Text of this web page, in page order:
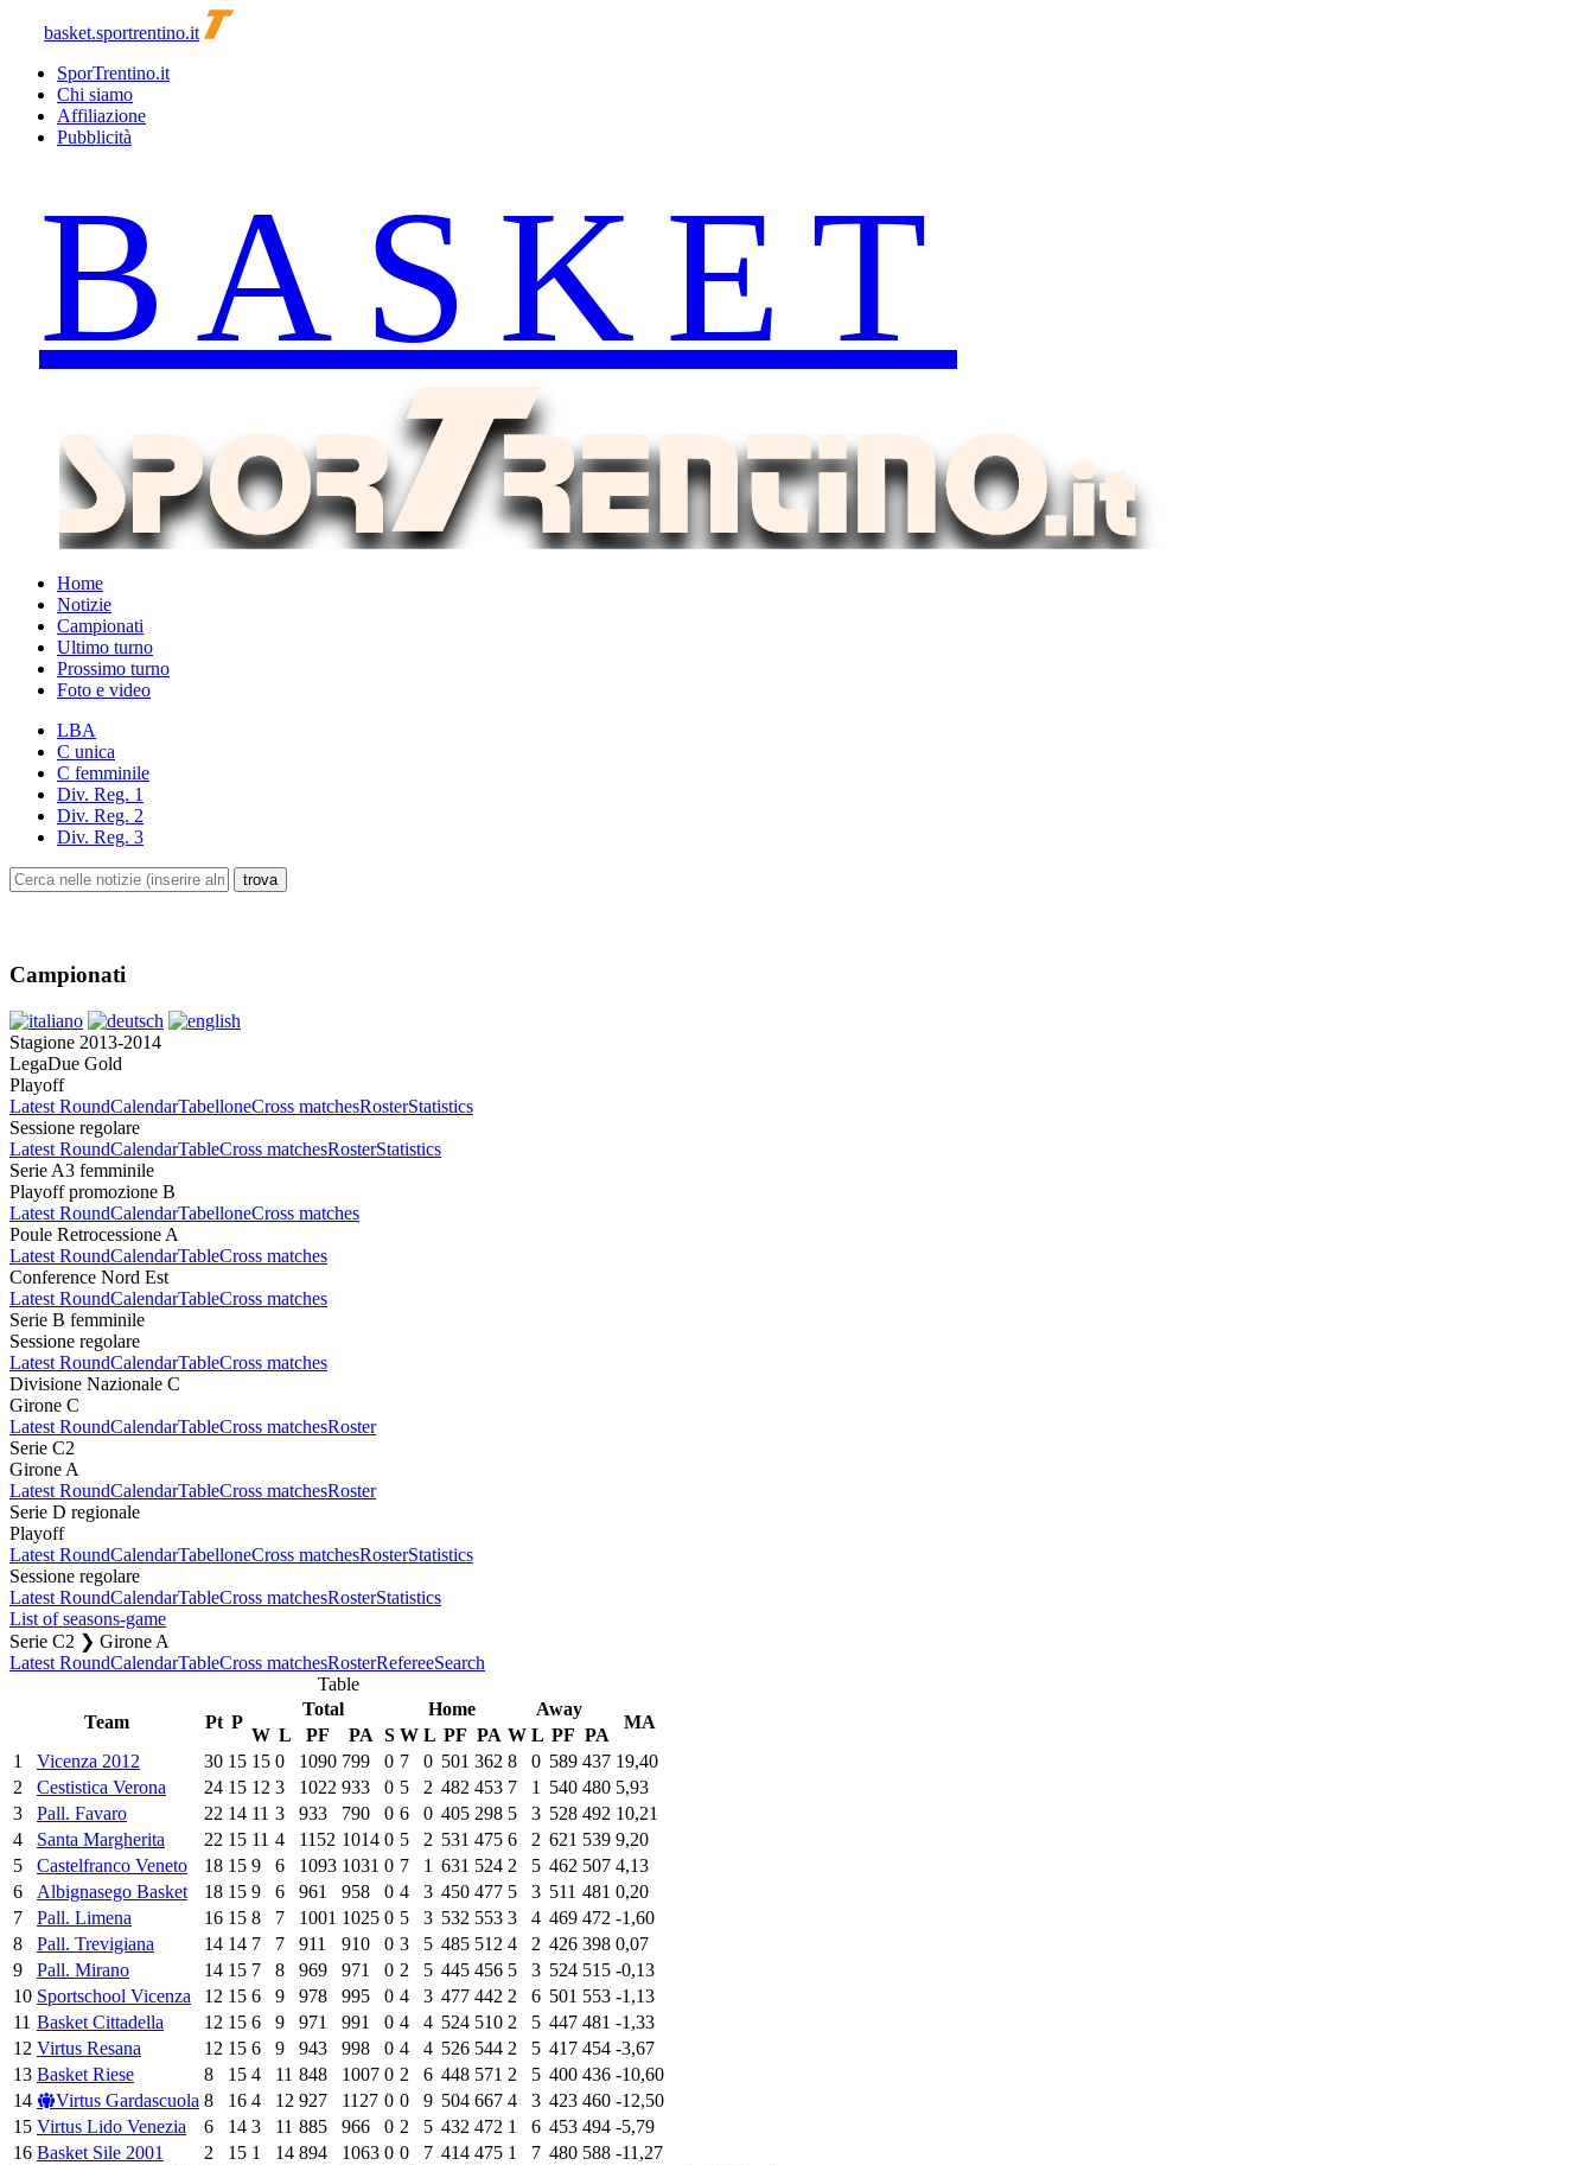
basket.sportrentino.it
SporTrentino.it
Chi siamo
Affiliazione
Pubblicità
Home
Notizie
Campionati
Ultimo turno
Prossimo turno
Foto e video
LBA
C unica
C femminile
Div. Reg. 1
Div. Reg. 2
Div. Reg. 3
Campionati
Stagione 2013-2014
LegaDue Gold
Playoff
Latest RoundCalendarTabelloneCross matchesRosterStatistics
Sessione regolare
Latest RoundCalendarTableCross matchesRosterStatistics
Serie A3 femminile
Playoff promozione B
Latest RoundCalendarTabelloneCross matches
Poule Retrocessione A
Latest RoundCalendarTableCross matches
Conference Nord Est
Latest RoundCalendarTableCross matches
Serie B femminile
Sessione regolare
Latest RoundCalendarTableCross matches
Divisione Nazionale C
Girone C
Latest RoundCalendarTableCross matchesRoster
Serie C2
Girone A
Latest RoundCalendarTableCross matchesRoster
Serie D regionale
Playoff
Latest RoundCalendarTabelloneCross matchesRosterStatistics
Sessione regolare
Latest RoundCalendarTableCross matchesRosterStatistics
List of seasons-game
Serie C2 ❯ Girone A
Latest RoundCalendarTableCross matchesRosterRefereeSearch
Table
Team
Pt P
Total Home Away
MA
W L PF PA S W L PF PA W L PF PA
1
Vicenza 2012 30 15 15 0 1090 799 0 7 0 501 362 8 0 589 437 19,40
2
Cestistica Verona 24 15 12 3 1022 933 0 5 2 482 453 7 1 540 480 5,93
3
Pall. Favaro 22 14 11 3 933 790 0 6 0 405 298 5 3 528 492 10,21
4
Santa Margherita 22 15 11 4 1152 1014 0 5 2 531 475 6 2 621 539 9,20
5
Castelfranco Veneto 18 15 9 6 1093 1031 0 7 1 631 524 2 5 462 507 4,13
6
Albignasego Basket 18 15 9 6 961 958 0 4 3 450 477 5 3 511 481 0,20
7
Pall. Limena 16 15 8 7 1001 1025 0 5 3 532 553 3 4 469 472 -1,60
8
Pall. Trevigiana 14 14 7 7 911 910 0 3 5 485 512 4 2 426 398 0,07
9
Pall. Mirano 14 15 7 8 969 971 0 2 5 445 456 5 3 524 515 -0,13
10 Sportschool Vicenza 12 15 6 9 978 995 0 4 3 477 442 2 6 501 553 -1,13
11 Basket Cittadella 12 15 6 9 971 991 0 4 4 524 510 2 5 447 481 -1,33
12 Virtus Resana 12 15 6 9 943 998 0 4 4 526 544 2 5 417 454 -3,67
13 Basket Riese 8 15 4 11 848 1007 0 2 6 448 571 2 5 400 436 -10,60
14
Virtus Gardascuola 8 16 4 12 927 1127 0 0 9 504 667 4 3 423 460 -12,50
15 Virtus Lido Venezia 6 14 3 11 885 966 0 2 5 432 472 1 6 453 494 -5,79
16 Basket Sile 2001 2 15 1 14 894 1063 0 0 7 414 475 1 7 480 588 -11,27